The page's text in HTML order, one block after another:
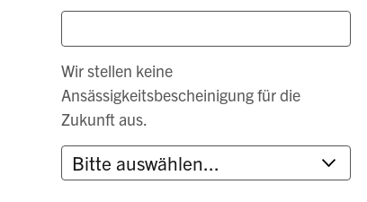
Wir stellen keine
Ansässigkeitsbescheinigung für die
Zukunft aus.